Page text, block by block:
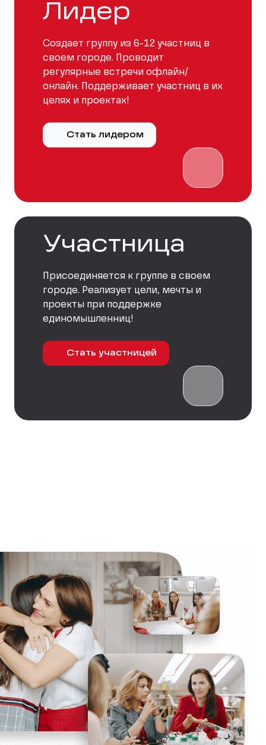
Лидер
Создает группу из 6-12 участниц в
своем городе. Проводит
регулярные встречи офлайн/
онлайн. Поддерживает участниц в их
целях и проектах!
Стать лидером
Участница
Присоединяется к группе в своем
городе. Реализует цели, мечты и
проекты при поддержке
единомышленниц!
Стать участницей